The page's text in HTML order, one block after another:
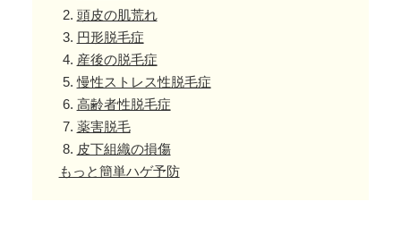
育毛ビフォーアフター
髪のお悩み
頭皮の肌荒れ
円形脱毛症
産後の脱毛症
慢性ストレス性脱毛症
高齢者性脱毛症
薬害脱毛
皮下組織の損傷
もっと簡単ハゲ予防